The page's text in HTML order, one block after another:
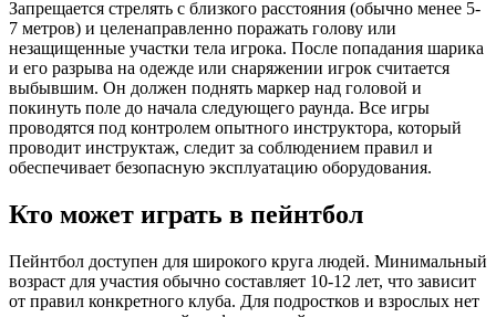
Запрещается стрелять с близкого расстояния (обычно менее 5-
7 метров) и целенаправленно поражать голову или
незащищенные участки тела игрока. После попадания шарика
и его разрыва на одежде или снаряжении игрок считается
выбывшим. Он должен поднять маркер над головой и
покинуть поле до начала следующего раунда. Все игры
проводятся под контролем опытного инструктора, который
проводит инструктаж, следит за соблюдением правил и
обеспечивает безопасную эксплуатацию оборудования.
Кто может играть в пейнтбол
Пейнтбол доступен для широкого круга людей. Минимальный
возраст для участия обычно составляет 10-12 лет, что зависит
от правил конкретного клуба. Для подростков и взрослых нет